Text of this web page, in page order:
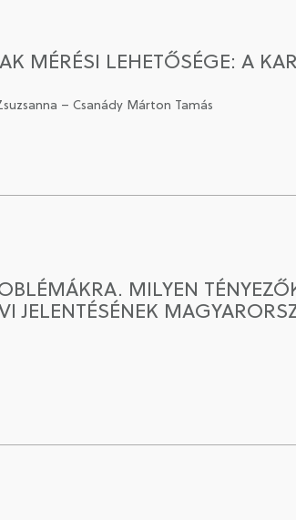
MÉRÉSI LEHETŐSÉGE: A
– Csanády Márton Tamás
MILYEN
JELENTÉSÉNEK